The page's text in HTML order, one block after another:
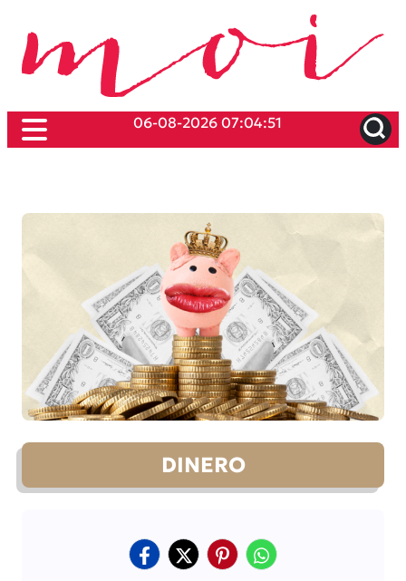
06-08-2026 07:04:51
DINERO